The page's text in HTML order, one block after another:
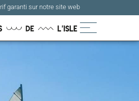
garanti sur notre site web